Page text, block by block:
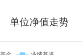
单位净值走势